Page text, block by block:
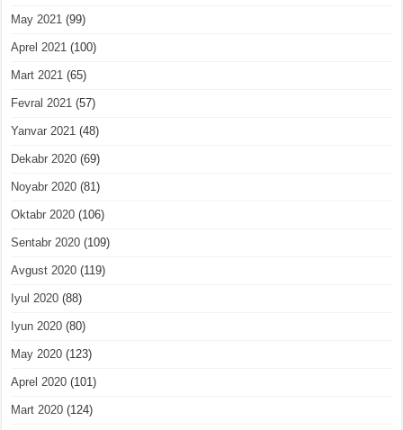
May 2021 (99)
Aprel 2021 (100)
Mart 2021 (65)
Fevral 2021 (57)
Yanvar 2021 (48)
Dekabr 2020 (69)
Noyabr 2020 (81)
Oktabr 2020 (106)
Sentabr 2020 (109)
Avgust 2020 (119)
Iyul 2020 (88)
Iyun 2020 (80)
May 2020 (123)
Aprel 2020 (101)
Mart 2020 (124)